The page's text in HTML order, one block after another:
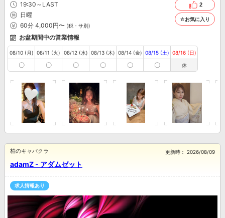
19:30～LAST
日曜
60分 4,000円〜 (税・サ別)
2
☆お気に入り
お盆期間中の営業情報
08/10 (月)
〇
08/11 (火)
〇
08/12 (水)
〇
08/13 (木)
〇
08/14 (金)
〇
08/15 (土)
〇
08/16 (日)
休
adamZ - アダムゼット
柏のキャバクラ 更新時： 2026/08/09
求人情報あり